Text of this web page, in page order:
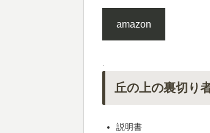
amazon
.
丘の上の裏切り
説明書